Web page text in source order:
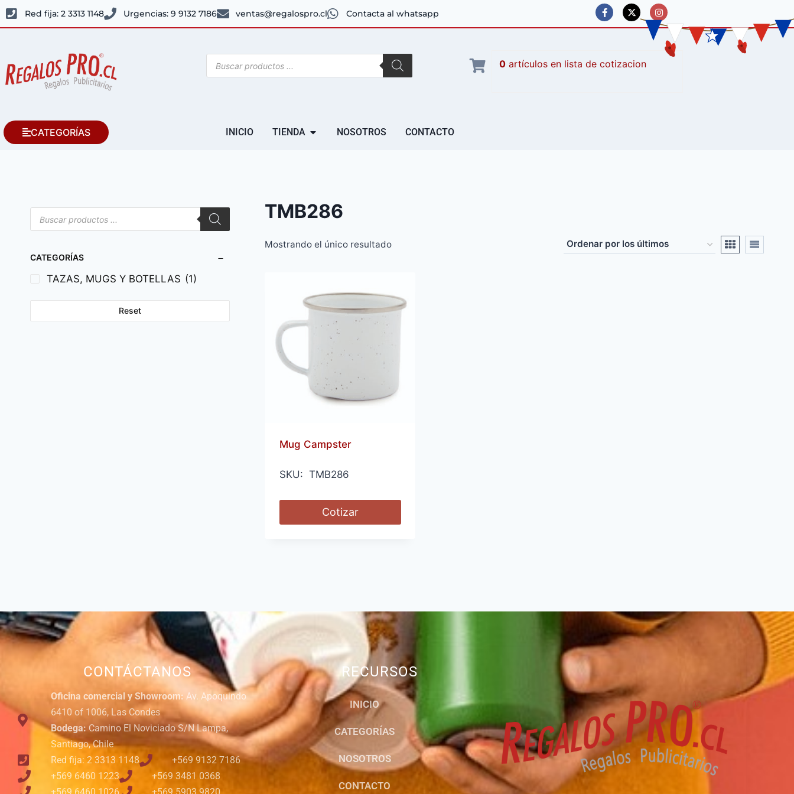
Red fija: 2 3313 1148 Urgencias: 9 9132 7186 ventas@regalospro.cl Contacta al whatsapp
0 artículos
CATEGORÍAS INICIO TIENDA NOSOTROS CONTACTO
TMB286
Mostrando el único resultado
Mug Campster
SKU: TMB286
Cotizar
CATEGORÍAS
TAZAS, MUGS Y BOTELLAS (1)
Reset
CONTÁCTANOS
Oficina comercial y Showroom:Av. Apoquindo
6410 of 1006, Las Condes
Bodega: Camino El Noviciado S/N Lampa,
Santiago, Chile
Red fija: 2 3313 1148
+569 9132 7186
+569 6460 1223
+569 3481 0368
RECURSOS
INICIO
CATEGORÍAS
NOSOTROS
CONTACTO